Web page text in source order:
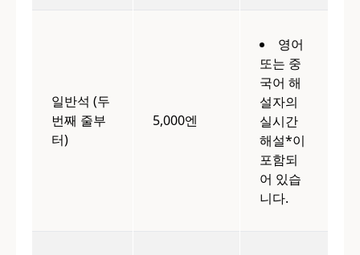
일반석 (두
번째 줄부
터)
5,000엔
영어
또는 중
국어 해
설자의
실시간
해설*이
포함되
어 있습
니다.